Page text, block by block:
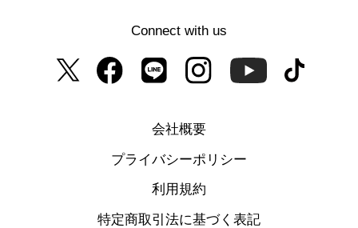
Connect with us
会社概要
プライバシーポリシー
利用規約
特定商取引法に基づく表記